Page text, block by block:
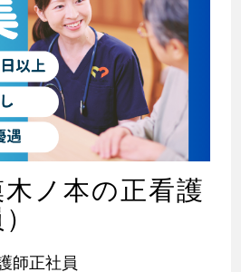
ノ本の正看護
師正社員